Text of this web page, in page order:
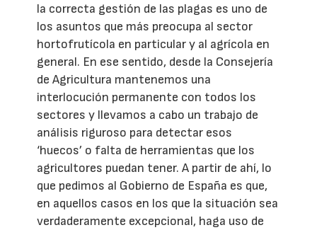
la correcta gestión de las plagas es uno de
los asuntos que más preocupa al sector
hortofrutícola en particular y al agrícola en
general. En ese sentido, desde la Consejería
de Agricultura mantenemos una
interlocución permanente con todos los
sectores y llevamos a cabo un trabajo de
análisis riguroso para detectar esos
‘huecos’ o falta de herramientas que los
agricultores puedan tener. A partir de ahí, lo
que pedimos al Gobierno de España es que,
en aquellos casos en los que la situación sea
verdaderamente excepcional, haga uso de